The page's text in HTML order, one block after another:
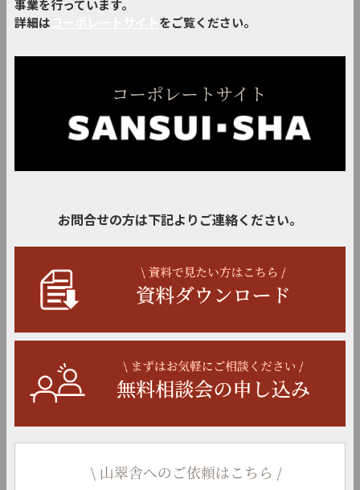
事業を行っています。
詳細は
をご覧ください。
お問合せの方は下記よりご連絡ください。